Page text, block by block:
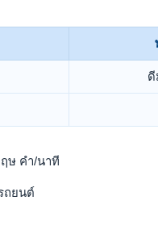
ดี
ษ คำ/นาที
ถยนต์